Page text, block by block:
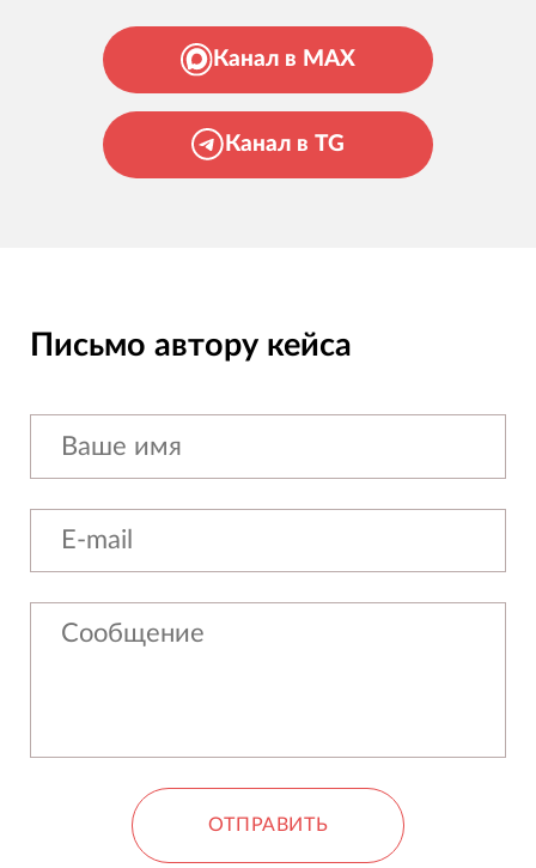
Канал в MAX
Канал в TG
Письмо автору кейса
ОТПРАВИТЬ